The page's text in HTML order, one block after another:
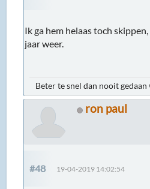
Ik ga hem helaas toch
jaar weer.
Beter te snel dan nooit gedaan
ron paul
#48 19-04-2019 14:02:54